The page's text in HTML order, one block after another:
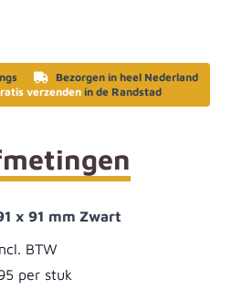
Bezorgen in heel Nederland
verzendenin de Randstad
x 91 mm Zwart